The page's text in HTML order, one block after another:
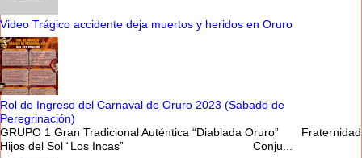
Video Trágico accidente deja muertos y heridos en Oruro
Rol de Ingreso del Carnaval de Oruro 2023 (Sabado de
Peregrinación)
GRUPO 1 Gran Tradicional Auténtica “Diablada Oruro” Fraternidad
Hijos del Sol “Los Incas” Conju...